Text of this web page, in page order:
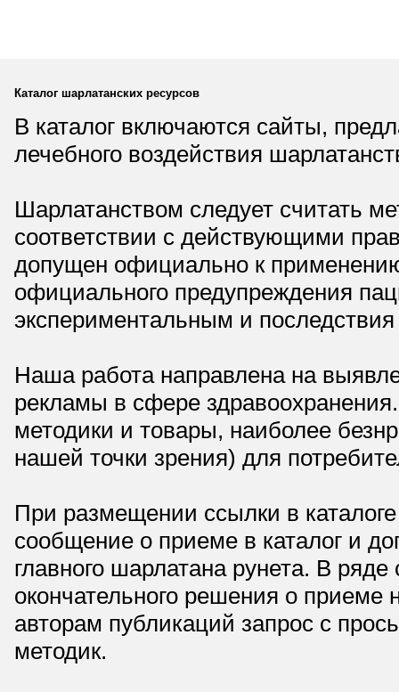
Каталог шарлатанских ресурсов
В каталог включаются сайты,
лечебного воздействия
Шарлатанством следует считать
соответствии с действующими
допущен официально к
официального предупреждения
экспериментальным и
Наша работа направлена на
рекламы в сфере
методики и товары, наиболее
нашей точки зрения) для
При размещении ссылки в
сообщение о приеме в каталог и
главного шарлатана рунета. В
окончательного решения о приеме
авторам публикаций запрос с
методик.